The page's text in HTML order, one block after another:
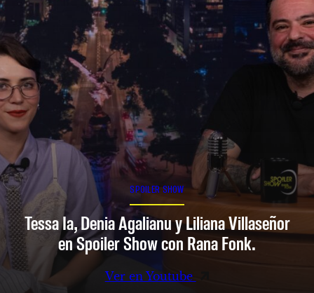
SPOILER SHOW
Tessa Ia, Denia Agalianu y Liliana Villaseñor
en Spoiler Show con Rana Fonk.
Ver en Youtube